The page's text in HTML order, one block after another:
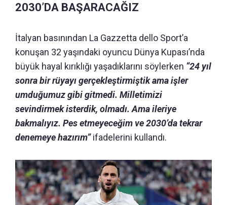
2030’DA BAŞARACAĞIZ
İtalyan basınından La Gazzetta dello Sport’a
konuşan 32 yaşındaki oyuncu Dünya Kupası’nda
büyük hayal kırıklığı yaşadıklarını söylerken “24 yıl
sonra bir rüyayı gerçekleştirmiştik ama işler
umduğumuz gibi gitmedi. Milletimizi
sevindirmek isterdik, olmadı. Ama ileriye
bakmalıyız. Pes etmeyeceğim ve 2030’da tekrar
denemeye hazırım”ifadelerini kullandı.